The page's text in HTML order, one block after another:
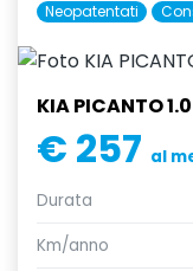
Neopatentati
KIA PICANTO
€ 257 al
Durata
Km/anno